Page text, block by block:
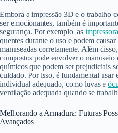
Embora a impressão 3D e o trabalho
ser emocionantes, também é
segurança. Por exemplo, as
quentes durante o uso e podem
manuseadas corretamente. Além
compostos pode envolver o manuseio
químicos que podem ser prejudiciais
cuidado. Por isso, é fundamental usar
individual adequado, como luvas e
ventilação adequada quando se
Melhorando a Armadura: Futuras
Avançados